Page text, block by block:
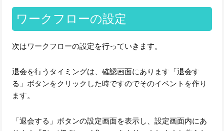
ワークフローの設定
次はワークフローの設定を行っていきます。
退会を行うタイミングは、確認画面にあります「退会す
る」ボタンをクリックした時ですのでそのイベントを作り
ます。
「退会する」ボタンの設定画面を表示し、設定画面内にあ